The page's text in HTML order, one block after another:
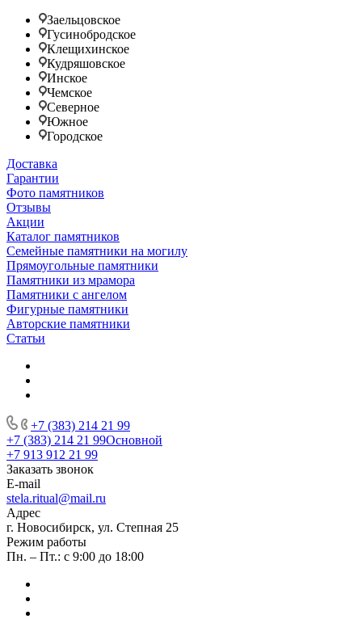
Заельцовское
Гусинобродское
Клещихинское
Кудряшовское
Инское
Чемское
Северное
Южное
Городское
Доставка
Гарантии
Фото памятников
Отзывы
Акции
Каталог памятников
Семейные памятники на могилу
Прямоугольные памятники
Памятники из мрамора
Памятники с ангелом
Фигурные памятники
Авторские памятники
Статьи
+7 (383) 214 21 99
+7 (383) 214 21 99Основной
+7 913 912 21 99
Заказать звонок
E-mail
stela.ritual@mail.ru
Адрес
г. Новосибирск, ул. Степная 25
Режим работы
Пн. – Пт.: с 9:00 до 18:00